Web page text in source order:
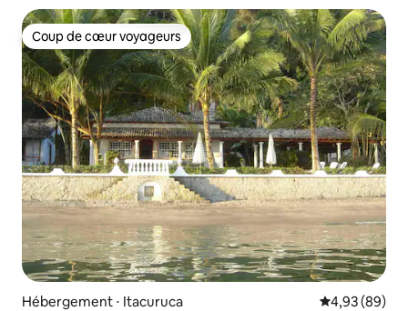
Coup de cœur voyageurs
Coup de cœur voyageurs
Hébergement ⋅ Itacuruca Évaluation
4,93 (89)